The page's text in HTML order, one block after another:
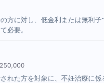
方に対し、低金利または無利
必要。
れた方を対象に、不妊治療に